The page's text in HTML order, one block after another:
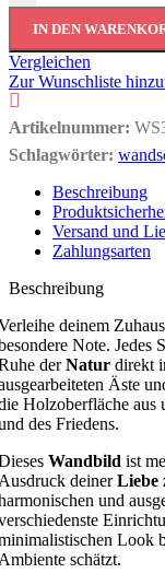
IN DEN
Vergleichen
Zur Wunschliste
Artikelnummer:
Schlagwörter:
Beschreibung
Versand und
Zahlungsarten
Beschreibung
deinem
Note. Jedes
derNatur direkt
Äste
Holzoberfläche aus
des Friedens.
Wandbild ist
deinerLiebe
und
Look
schätzt.